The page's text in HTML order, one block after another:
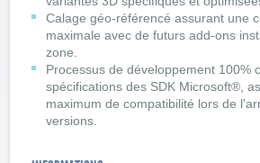
Calage géo-référencé assurant une
maximale avec de futurs add-ons
zone.
Processus de développement 100%
spécifications des SDK Microsoft®,
maximum de compatibilité lors de
versions.